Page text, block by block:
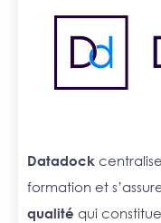
Datadock
formation et
qualité qui